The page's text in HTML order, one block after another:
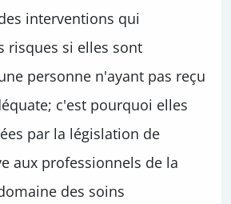
interventions qui
risques si elles sont
personne n'ayant pas reçu
c'est pourquoi elles
par la législation de
aux professionnels de la
des soins